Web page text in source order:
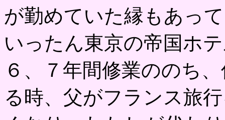
が勤めていた縁もあって
いったん東京の帝国ホ
６、７年間修業ののち
る時、父がフランス旅